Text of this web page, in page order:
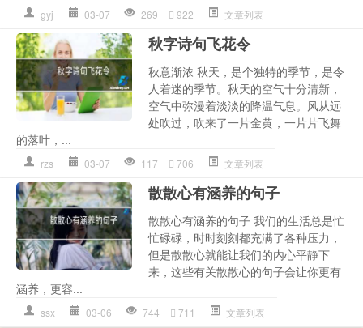
gyj 03-07 269 922 文章列表
秋字诗句飞花令
秋意渐浓 秋天，是个独特的季节，是令
人着迷的季节。秋天的空气十分清新，
空气中弥漫着淡淡的降温气息。风从远
处吹过，吹来了一片金黄，一片片飞舞
的落叶，...
rzs 03-07 117 706 文章列表
散散心有涵养的句子
散散心有涵养的句子 我们的生活总是忙
忙碌碌，时时刻刻都充满了各种压力，
但是散散心就能让我们的内心平静下
来，这些有关散散心的句子会让你更有
涵养，更容...
ssx 03-06 744 711 文章列表